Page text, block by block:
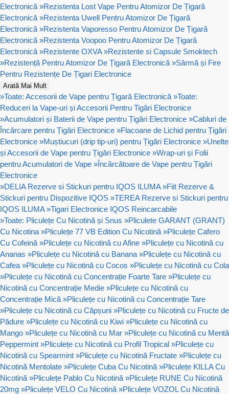
Electronică »Rezistenta Lost Vape Pentru Atomizor De Țigară
Electronică »Rezistenta Uwell Pentru Atomizor De Țigară
Electronică »Rezistenta Vaporesso Pentru Atomizor De Țigară
Electronică »Rezistenta Voopoo Pentru Atomizor De Țigară
Electronică »Rezistente OXVA »Rezistente si Capsule Smoktech
»Rezistență Pentru Atomizor De Țigară Electronică »Sârmă și Fire
Pentru Rezistențe De Țigari Electronice
Arată Mai Mult
»Toate: Accesorii de Vape pentru Țigară Electronică »Toate:
Reduceri la Vape-uri și Accesorii Pentru Tigări Electronice
»Acumulatori și Baterii de Vape pentru Țigări Electronice »Cabluri de
Încărcare pentru Țigări Electronice »Flacoane de Lichid pentru Țigări
Electronice »Muștiucuri (drip tip-uri) pentru Țigări Electronice »Unelte
și Accesorii de Vape pentru Țigări Electronice »Wrap-uri și Folii
pentru Acumulatori de Vape »Încărcătoare de Vape pentru Țigări
Electronice
»DELIA Rezerve si Stickuri pentru IQOS ILUMA »Fiit Rezerve &
Stickuri pentru Dispozitive IQOS »TEREA Rezerve si Stickuri pentru
IQOS ILUMA »Tigari Electronice IQOS Reincarcabile
»Toate: Pliculețe Cu Nicotină și Snus »Pliculete GARANT (GRANT)
Cu Nicotina »Pliculețe 77 VB Edition Cu Nicotină »Pliculețe Cafero
Cu Cofeină »Pliculețe cu Nicotină cu Afine »Pliculețe cu Nicotină cu
Ananas »Pliculețe cu Nicotină cu Banana »Pliculețe cu Nicotină cu
Cafea »Pliculețe cu Nicotină cu Cocos »Pliculețe cu Nicotină cu Cola
»Pliculețe cu Nicotină cu Concentrație Foarte Tare »Pliculețe cu
Nicotină cu Concentrație Medie »Pliculețe cu Nicotină cu
Concentrație Mică »Pliculețe cu Nicotină cu Concentrație Tare
»Pliculețe cu Nicotină cu Căpșuni »Pliculețe cu Nicotină cu Fructe de
Pădure »Pliculețe cu Nicotină cu Kiwi »Pliculețe cu Nicotină cu
Mango »Pliculețe cu Nicotină cu Mar »Pliculețe cu Nicotină cu Mentă
Peppermint »Pliculețe cu Nicotină cu Profil Tropical »Pliculețe cu
Nicotină cu Spearmint »Pliculețe cu Nicotină Fructate »Pliculețe cu
Nicotină Mentolate »Pliculețe Cuba Cu Nicotină »Pliculețe KILLA Cu
Nicotină »Pliculețe Pablo Cu Nicotină »Pliculețe RUNE Cu Nicotină
20mg »Pliculețe VELO Cu Nicotină »Pliculețe VOZOL Cu Nicotină